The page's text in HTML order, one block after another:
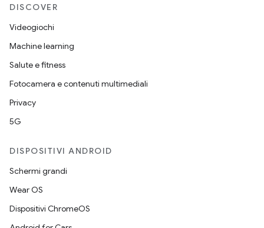
DISCOVER
Videogiochi
Machine learning
Salute e fitness
Fotocamera e contenuti multimediali
Privacy
5G
DISPOSITIVI ANDROID
Schermi grandi
Wear OS
Dispositivi ChromeOS